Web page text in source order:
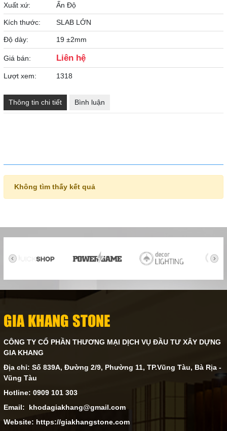
Xuất xứ: Ấn Độ
Kích thước: SLAB LỚN
Độ dày: 19 ±2mm
Giá bán: Liên hệ
Lượt xem: 1318
Thông tin chi tiết Bình luận
Không tìm thấy kết quả
GIA KHANG STONE
CÔNG TY CỔ PHẦN THƯƠNG MẠI DỊCH VỤ ĐẦU TƯ XÂY DỰNG
GIA KHANG
Địa chỉ: Số 839A, Đường 2/9, Phường 11, TP.Vũng Tàu, Bà Rịa -
Vũng Tàu
Hotline: 0909 101 303
Email: khodagiakhang@gmail.com
Website: https://giakhangstone.com